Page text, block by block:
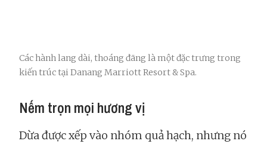
Các hành lang dài, thoáng đãng là một đặc trưng trong
kiến trúc tại Danang Marriott Resort & Spa.
Nếm trọn mọi hương vị
Dừa được xếp vào nhóm quả hạch, nhưng nó